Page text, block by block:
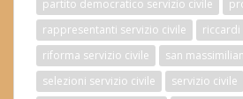
partito democratico servizio civile
rappresentanti servizio civile
riccardi
riforma servizio civile
san
selezioni servizio civile
servizio civile